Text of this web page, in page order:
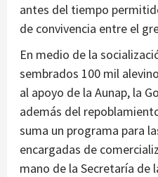
antes del tiempo
de convivencia entre el
En medio de la
sembrados 100 mil
al apoyo de la Aunap, la
además del
suma un programa para
encargadas de
mano de la Secretaría de